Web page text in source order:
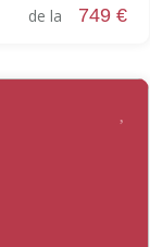
de la 749 €